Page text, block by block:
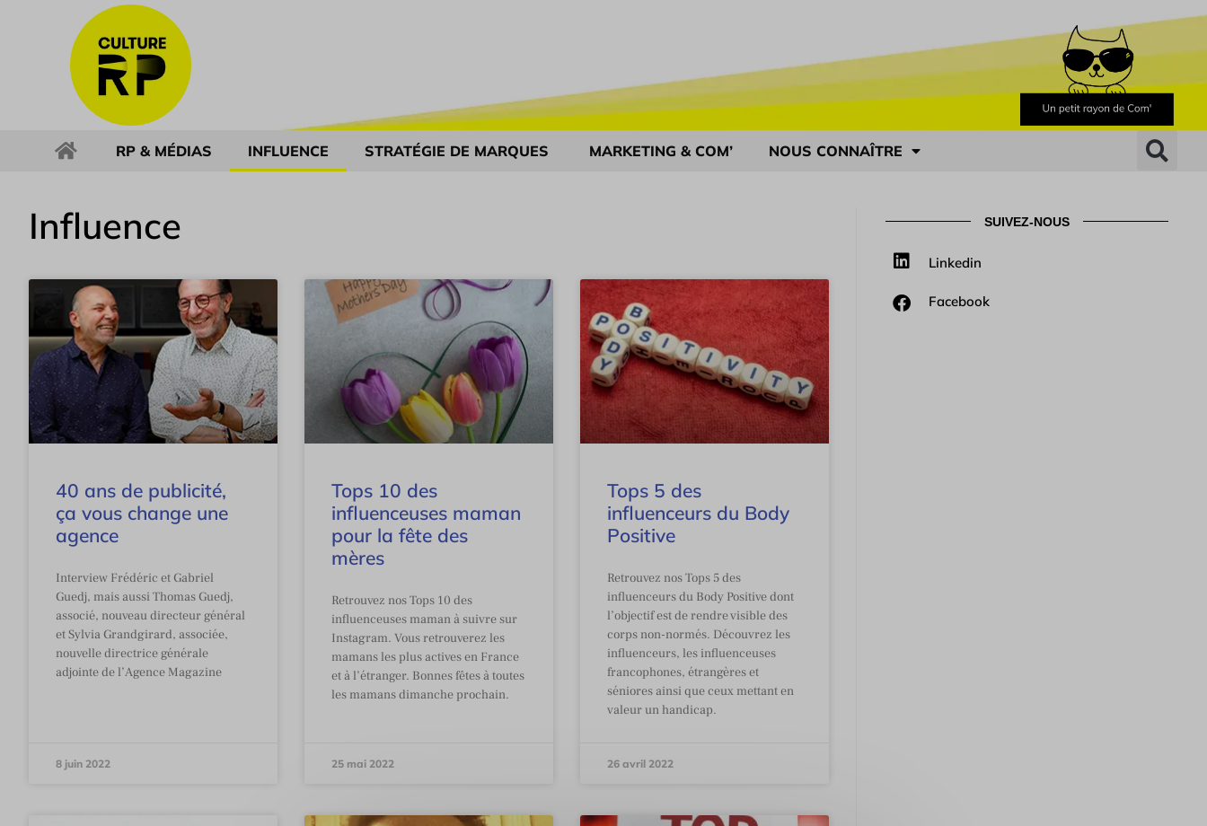
RP & MÉDIAS INFLUENCE STRATÉGIE DE MARQUES MARKETING & COM’ NOUS CONNAÎTRE
Influence
40 ans de publicité,
ça vous change une
agence
Interview Frédéric et Gabriel
Guedj, mais aussi Thomas Guedj,
associé, nouveau directeur général
et Sylvia Grandgirard, associée,
nouvelle directrice générale
adjointe de l’Agence Magazine
8 juin 2022
Tops 10 des
influenceuses maman
pour la fête des
mères
Retrouvez nos Tops 10 des
influenceuses maman à suivre sur
Instagram. Vous retrouverez les
mamans les plus actives en France
et à l’étranger. Bonnes fêtes à toutes
les mamans dimanche prochain.
25 mai 2022
Tops 5 des
influenceurs du Body
Positive
Retrouvez nos Tops 5 des
influenceurs du Body Positive dont
l’objectif est de rendre visible des
corps non-normés. Découvrez les
influenceurs, les influenceuses
francophones, étrangères et
séniores ainsi que ceux mettant en
valeur un handicap.
26 avril 2022
SUIVEZ-NOUS
Linkedin
Facebook